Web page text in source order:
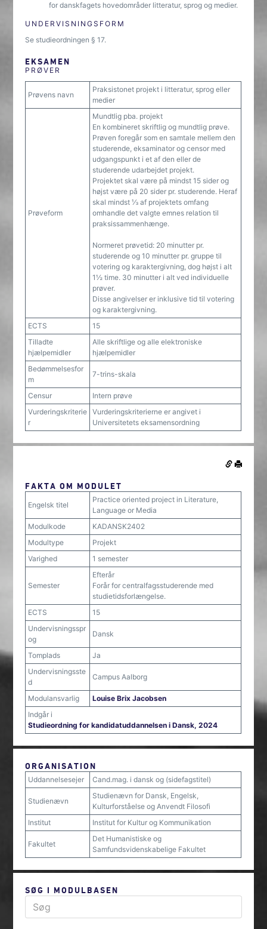
for danskfagets hovedområder litteratur, sprog og medier.
UNDERVISNINGSFORM
Se studieordningen § 17.
EKSAMEN
PRØVER
Prøvens navn
Praksistonet projekt i litteratur, sprog eller
medier
Prøveform
Mundtlig pba. projekt
En kombineret skriftlig og mundtlig prøve.
Prøven foregår som en samtale mellem den
studerende, eksaminator og censor med
udgangspunkt i et af den eller de
studerende udarbejdet projekt.
Projektet skal være på mindst 15 sider og
højst være på 20 sider pr. studerende. Heraf
skal mindst ⅓ af projektets omfang
omhandle det valgte emnes relation til
praksissammenhænge.
Normeret prøvetid: 20 minutter pr.
studerende og 10 minutter pr. gruppe til
votering og karaktergivning, dog højst i alt
1½ time. 30 minutter i alt ved individuelle
prøver.
Disse angivelser er inklusive tid til votering
og karaktergivning.
ECTS
15
Tilladte
hjælpemidler
Alle skriftlige og alle elektroniske
hjælpemidler
Bedømmelsesfor
m
7-trins-skala
Censur
Intern prøve
Vurderingskriterie
r
Vurderingskriterierne er angivet i
Universitetets eksamensordning
FAKTA OM MODULET
Engelsk titel
Practice oriented project in Literature,
Language or Media
Modulkode
KADANSK2402
Modultype
Projekt
Varighed
1 semester
Semester
Efterår
Forår for centralfagsstuderende med
studietidsforlængelse.
ECTS
15
Undervisningsspr
og
Dansk
Tomplads
Ja
Undervisningsste
d
Campus Aalborg
Modulansvarlig
Louise Brix Jacobsen
Indgår i
Studieordning for kandidatuddannelsen i Dansk, 2024
ORGANISATION
Uddannelsesejer Cand.mag. i dansk og (sidefagstitel)
Studienævn
Studienævn for Dansk, Engelsk,
Kulturforståelse og Anvendt Filosofi
Institut
Institut for Kultur og Kommunikation
Fakultet
Det Humanistiske og
Samfundsvidenskabelige Fakultet
SØG I MODULBASEN